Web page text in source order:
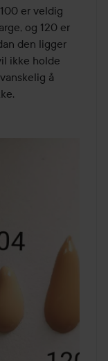
er veldig
og 120 er
den ligger
ikke holde
å